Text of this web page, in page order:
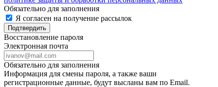
Обязательно для заполнения
Я согласен на получение рассылок
Подтвердить
Восстановление пароля
Электронная почта
Обязательно для заполнения
Информация для смены пароля, а также ваши
регистрационные данные, будут высланы вам по Email.